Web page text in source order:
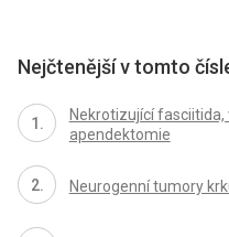
Nejčtenější v tomto
Nekrotizující
apendektomie
Neurogenní tumory